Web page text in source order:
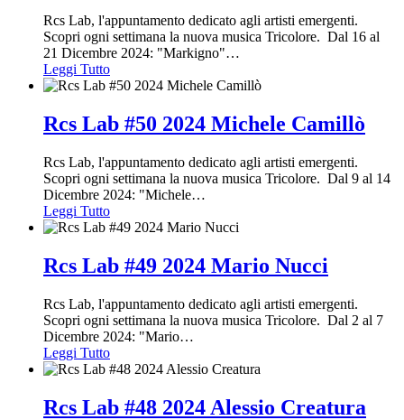
Rcs Lab, l'appuntamento dedicato agli artisti emergenti.
Scopri ogni settimana la nuova musica Tricolore. Dal 16 al
21 Dicembre 2024: "Markigno"…
Leggi Tutto
Rcs Lab #50 2024 Michele Camillò
Rcs Lab, l'appuntamento dedicato agli artisti emergenti.
Scopri ogni settimana la nuova musica Tricolore. Dal 9 al 14
Dicembre 2024: "Michele…
Leggi Tutto
Rcs Lab #49 2024 Mario Nucci
Rcs Lab, l'appuntamento dedicato agli artisti emergenti.
Scopri ogni settimana la nuova musica Tricolore. Dal 2 al 7
Dicembre 2024: "Mario…
Leggi Tutto
Rcs Lab #48 2024 Alessio Creatura